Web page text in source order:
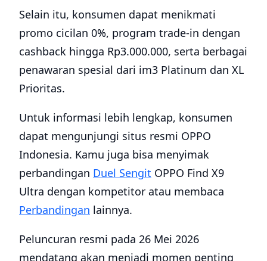
Selain itu, konsumen dapat menikmati
promo cicilan 0%, program trade-in dengan
cashback hingga Rp3.000.000, serta berbagai
penawaran spesial dari im3 Platinum dan XL
Prioritas.
Untuk informasi lebih lengkap, konsumen
dapat mengunjungi situs resmi OPPO
Indonesia. Kamu juga bisa menyimak
perbandingan Duel Sengit OPPO Find X9
Ultra dengan kompetitor atau membaca
Perbandingan lainnya.
Peluncuran resmi pada 26 Mei 2026
mendatang akan menjadi momen penting